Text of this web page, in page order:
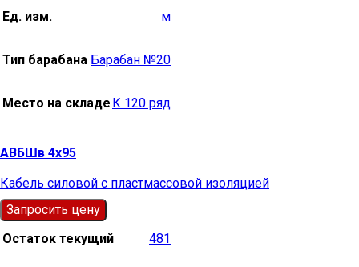
Ед. изм. м
Тип барабана Барабан №20
Место на складе К 120 ряд
АВБШв 4х95
Кабель силовой с пластмассовой изоляцией
Запросить цену
Остаток текущий
481